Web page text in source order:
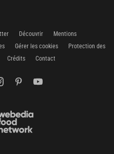
Découvrir
Mentions
Gérer les cookies
Protection des
Crédits Contact